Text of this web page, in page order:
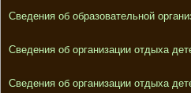
Сведения об образовательной
Сведения об организации отдыха
Сведения об организации отдыха